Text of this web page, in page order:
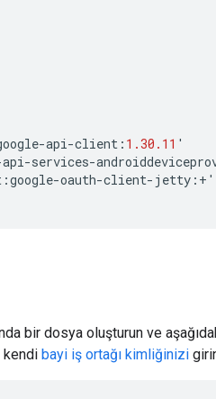
-api-client : 1.30.11 '
api-services-
:google-oauth-client- jetty : + '
bir dosya oluşturun ve
kendi bayi iş ortağı kimliğinizi